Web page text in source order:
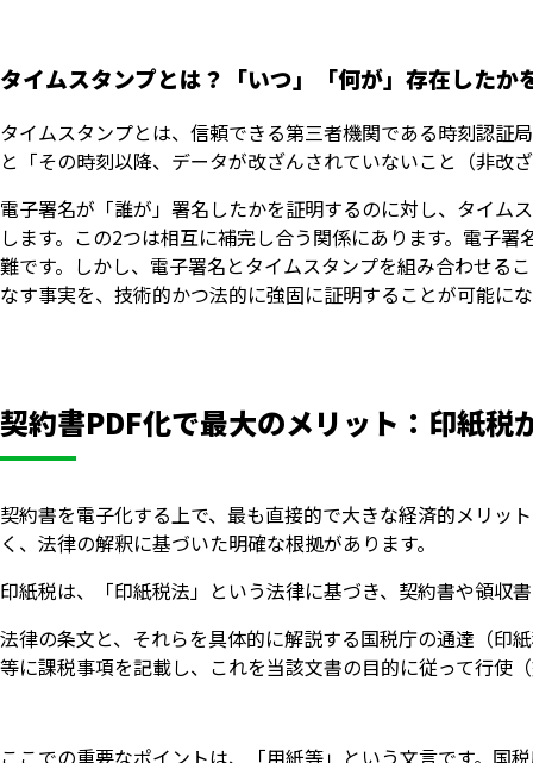
タイムスタンプとは？「いつ」「何が」存在したか
タイムスタンプとは、信頼できる第三者機関である時刻認証
と「その時刻以降、データが改ざんされていないこと（非改
電子署名が「誰が」署名したかを証明するのに対し、タイム
します。この2つは相互に補完し合う関係にあります。電子
難です。しかし、電子署名とタイムスタンプを組み合わせる
なす事実を、技術的かつ法的に強固に証明することが可能に
契約書PDF化で最大のメリット：印紙税
契約書を電子化する上で、最も直接的で大きな経済的メリッ
く、法律の解釈に基づいた明確な根拠があります。
印紙税は、「印紙税法」という法律に基づき、契約書や領収
法律の条文と、それらを具体的に解説する国税庁の通達（印
等に課税事項を記載し、これを当該文書の目的に従って行使
ここでの重要なポイントは、「用紙等」という文言です。国